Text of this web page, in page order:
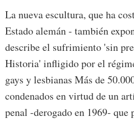
La nueva escultura, que ha
Estado alemán - también
describe el sufrimiento 'sin
Historia' infligido por el
gays y lesbianas Más de
condenados en virtud de un
penal -derogado en 1969- que